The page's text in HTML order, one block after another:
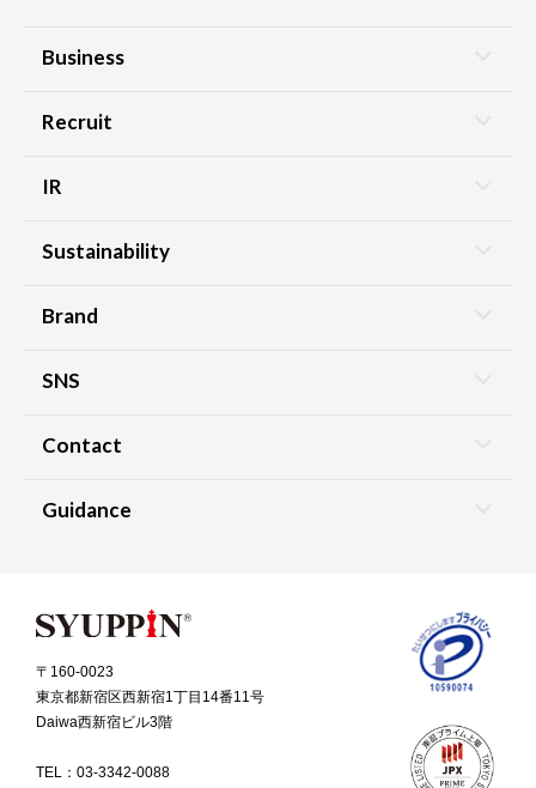
〒160-0023
東京都新宿区西新宿1丁目14番11号
Daiwa西新宿ビル3階
TEL： 03-3342-0088
Business
Recruit
IR
Sustainability
Brand
SNS
Contact
Guidance